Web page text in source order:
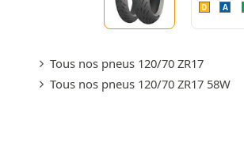
D A
Tous nos pneus 120/70 ZR17
Tous nos pneus 120/70 ZR17 58W